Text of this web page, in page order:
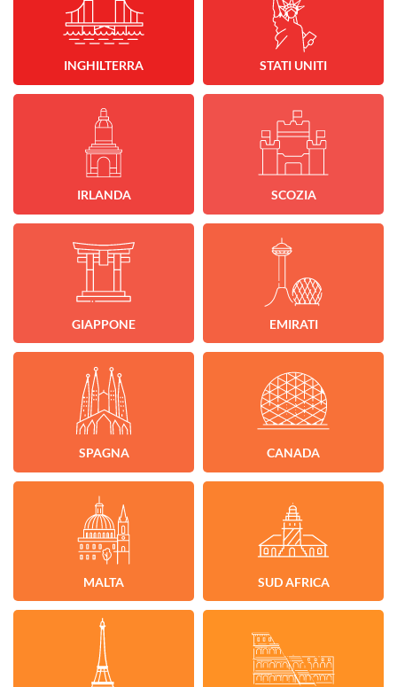
INGHILTERRA STATI UNITI
IRLANDA SCOZIA
GIAPPONE EMIRATI
SPAGNA CANADA
MALTA SUD AFRICA